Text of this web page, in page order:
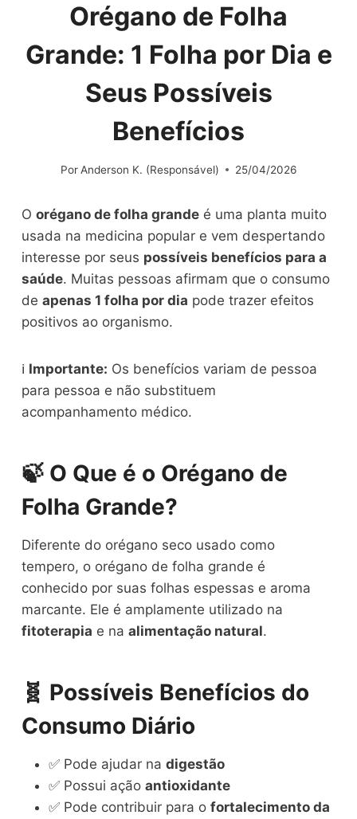
Orégano de Folha
Grande: 1 Folha por Dia e
Seus Possíveis
Benefícios
Por Anderson K. (Responsável) 25/04/2026
Oorégano de folha grande é uma planta muito
usada na medicina popular e vem despertando
interesse por seus possíveis benefícios para a
saúde. Muitas pessoas afirmam que o consumo
deapenas 1 folha por dia pode trazer efeitos
positivos ao organismo.
ℹ️ Importante: Os benefícios variam de pessoa
para pessoa e não substituem
acompanhamento médico.
🍃 O Que é o Orégano de
Folha Grande?
Diferente do orégano seco usado como
tempero, o orégano de folha grande é
conhecido por suas folhas espessas e aroma
marcante. Ele é amplamente utilizado na
fitoterapia e naalimentação natural.
🧬 Possíveis Benefícios do
Consumo Diário
✅ Pode ajudar nadigestão
✅ Possui açãoantioxidante
✅ Pode contribuir para ofortalecimento da